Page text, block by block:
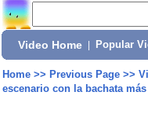
Video Home Popular
Home>> Previous Page>>
escenario con la bachata